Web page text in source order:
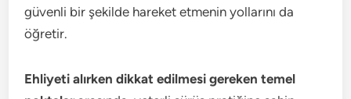
güvenli bir şekilde hareket etmenin yollarını da
öğretir.
Ehliyeti alırken dikkat edilmesi gereken temel